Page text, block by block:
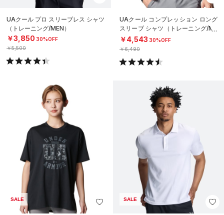
UAクール プロ スリーブレス シャツ
（トレーニング/MEN）
￥3,850 30%OFF
￥5,500
UAクール コンプレッション ロング
スリーブ シャツ（トレーニング/ME
N）
￥4,543 30%OFF
￥6,490
SALE SALE